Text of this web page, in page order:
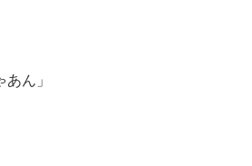
ん」